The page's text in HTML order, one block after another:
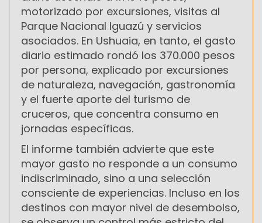
motorizado por excursiones, visitas al
Parque Nacional Iguazú y servicios
asociados. En Ushuaia, en tanto, el gasto
diario estimado rondó los 370.000 pesos
por persona, explicado por excursiones
de naturaleza, navegación, gastronomía
y el fuerte aporte del turismo de
cruceros, que concentra consumo en
jornadas específicas.
El informe también advierte que este
mayor gasto no responde a un consumo
indiscriminado, sino a una selección
consciente de experiencias. Incluso en los
destinos con mayor nivel de desembolso,